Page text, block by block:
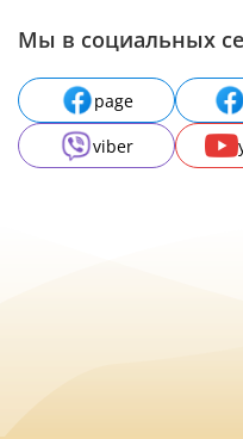
Мы в социальных
page
viber